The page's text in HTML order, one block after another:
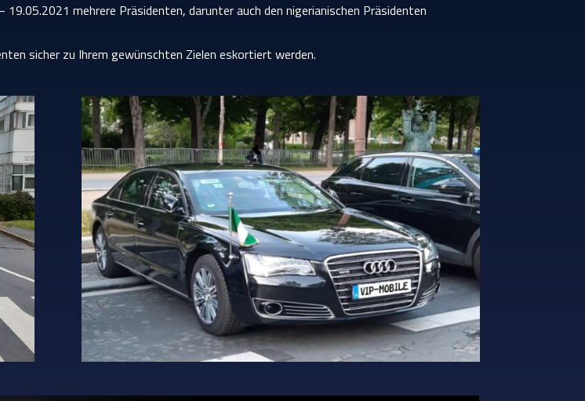
mehrere Präsidenten, darunter auch den nigerianischen Präsidenten
sicher zu Ihrem gewünschten Zielen eskortiert werden.